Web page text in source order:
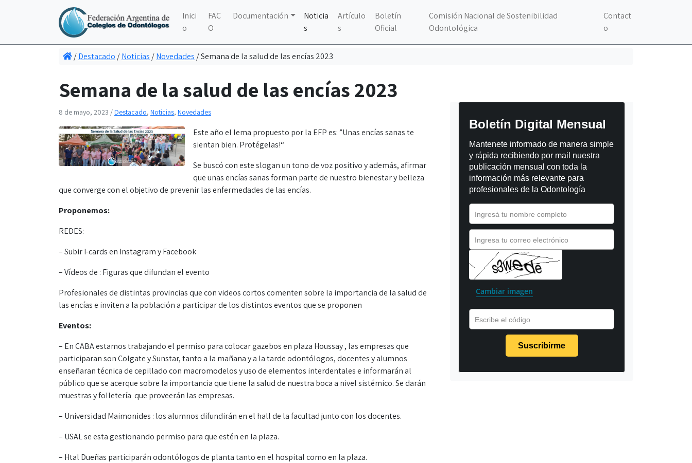
Inici
o
FAC
O
Documentación
Noticia
s
Artículo
s
Boletín
Oficial
Comisión Nacional de Sostenibilidad
Odontológica
Contact
o
/Destacado /Noticias /Novedades /Semana de la salud de las encías 2023
Semana de la salud de las encías 2023
8 de mayo, 2023 /Destacado, Noticias, Novedades
Este año el lema propuesto por la EFP es: ”Unas encías sanas te
sientan bien. Protégelas!“
Se buscó con este slogan un tono de voz positivo y además, afirmar
que unas encías sanas forman parte de nuestro bienestar y belleza
que converge con el objetivo de prevenir las enfermedades de las encías.
Proponemos:
REDES:
– Subir I-cards en Instagram y Facebook
– Vídeos de : Figuras que difundan el evento
Profesionales de distintas provincias que con videos cortos comenten sobre la importancia de la salud de
las encías e inviten a la población a participar de los distintos eventos que se proponen
Eventos:
– En CABA estamos trabajando el permiso para colocar gazebos en plaza Houssay , las empresas que
participaran son Colgate y Sunstar, tanto a la mañana y a la tarde odontólogos, docentes y alumnos
enseñaran técnica de cepillado con macromodelos y uso de elementos interdentales e informarán al
público que se acerque sobre la importancia que tiene la salud de nuestra boca a nivel sistémico. Se darán
muestras y folletería que proveerán las empresas.
– Universidad Maimonides : los alumnos difundirán en el hall de la facultad junto con los docentes.
– USAL se esta gestionando permiso para que estén en la plaza.
– Htal Dueñas participarán odontólogos de planta tanto en el hospital como en la plaza.
Boletín Digital Mensual
Mantenete informado de manera simple
y rápida recibiendo por mail nuestra
publicación mensual con toda la
información más relevante para
profesionales de la Odontología
Ingresá tu nombre completo
Ingresa tu correo electrónico
Cambiar imagen
Escribe el código